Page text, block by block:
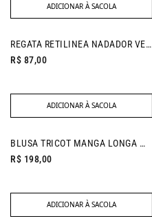
ADICIONAR À SACOLA
REGATA RETILINEA NADADOR VERDE FOLHA
R$ 87,00
ADICIONAR À SACOLA
BLUSA TRICOT MANGA LONGA MARROM
R$ 198,00
ADICIONAR À SACOLA